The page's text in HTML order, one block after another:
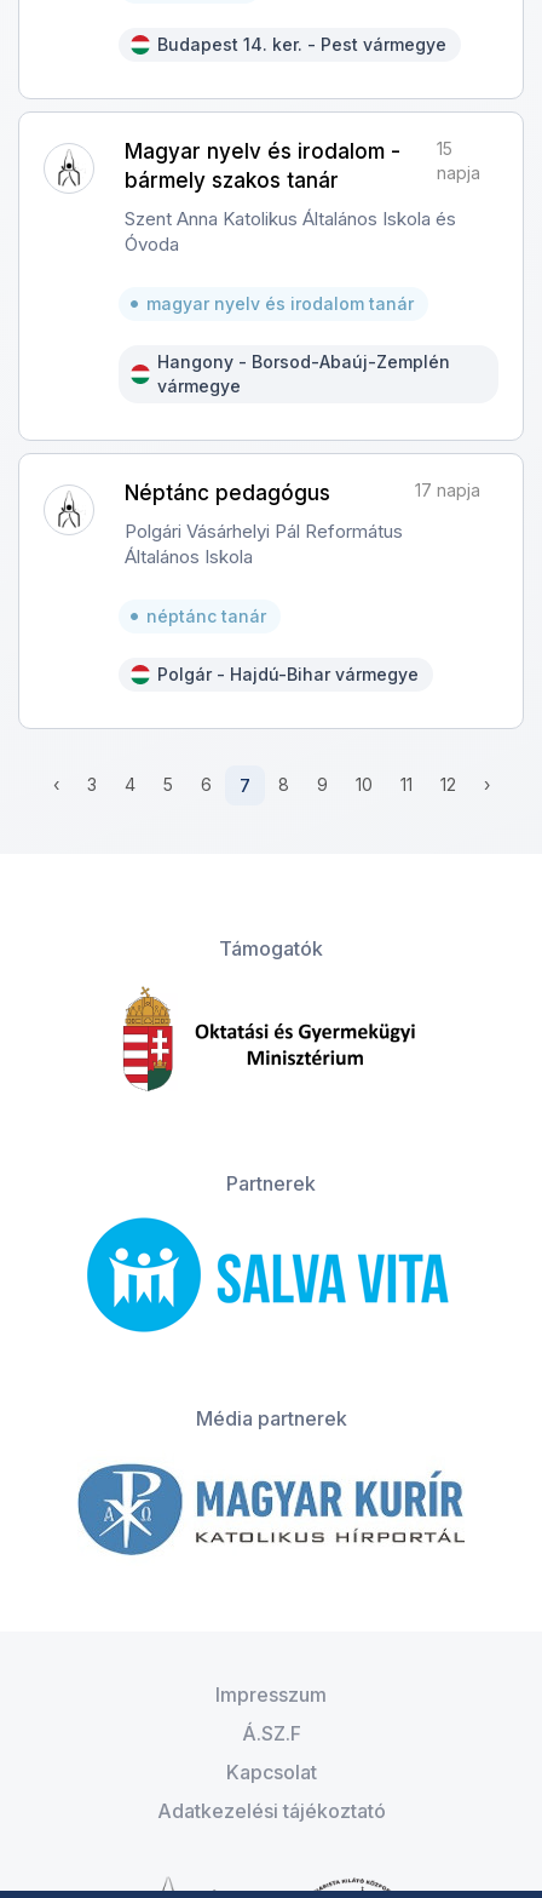
Budapest 14. ker. - Pest vármegye
Magyar nyelv és irodalom -
bármely szakos tanár
15
napja
Szent Anna Katolikus Általános Iskola és
Óvoda
magyar nyelv és irodalom tanár
Hangony - Borsod-Abaúj-Zemplén
vármegye
Néptánc pedagógus 17 napja
Polgári Vásárhelyi Pál Református
Általános Iskola
néptánc tanár
Polgár - Hajdú-Bihar vármegye
‹ 3 4 5 6 7 8 9 10 11 12 ›
Támogatók
Partnerek
Média partnerek
Impresszum
Á.SZ.F
Kapcsolat
Adatkezelési tájékoztató